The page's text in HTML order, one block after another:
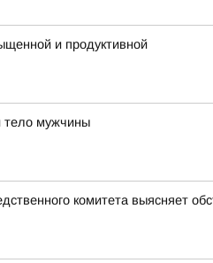
и продуктивной
тело мужчины
комитета выясняет